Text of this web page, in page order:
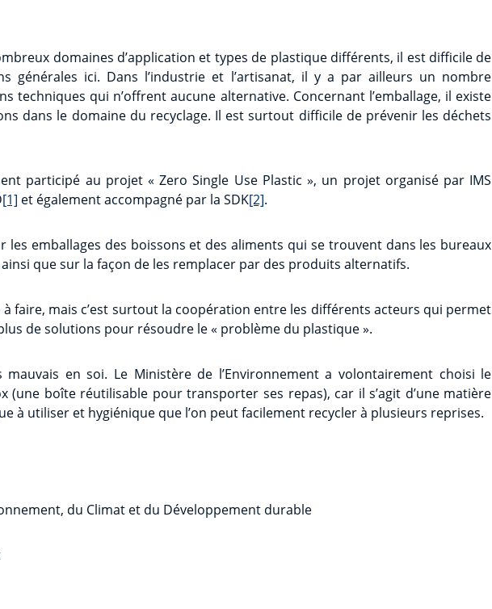
domaines d’application et types de plastique différents, il est difficile de
générales ici. Dans l’industrie et l’artisanat, il y a par ailleurs un nombre
techniques qui n’offrent aucune alternative. Concernant l’emballage, il existe
dans le domaine du recyclage. Il est surtout difficile de prévenir les déchets
participé au projet « Zero Single Use Plastic », un projet organisé par IMS
[1] et également accompagné par la SDK[2].
les emballages des boissons et des aliments qui se trouvent dans les bureaux
que sur la façon de les remplacer par des produits alternatifs.
à faire, mais c’est surtout la coopération entre les différents acteurs qui permet
de solutions pour résoudre le « problème du plastique ».
mauvais en soi. Le Ministère de l’Environnement a volontairement choisi le
(une boîte réutilisable pour transporter ses repas), car il s’agit d’une matière
à utiliser et hygiénique que l’on peut facilement recycler à plusieurs reprises.
du Climat et du Développement durable